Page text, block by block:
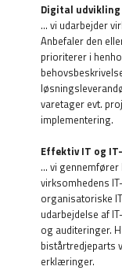
Digital udvikling
… vi udarbejder
Anbefaler den
prioriterer i
varetager evt.
implementering.
Effektiv IT og
… vi
virksomhedens
organisatoriske
udarbejdelse af
og auditeringer.
bistårtredjeparts
erklæringer.